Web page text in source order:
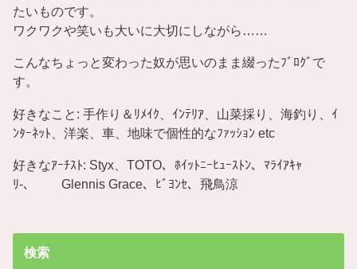
たいものです。
ワクワクや笑いも大いに大切にしながら……
こんなちょっと変わった奴が思いのまま綴ったﾌﾞﾛｸﾞで
す。
好きなこと: 手作り＆ﾘﾒｲｸ、ｲﾝﾃﾘｱ、山菜採り、海釣り、ｲ
ﾝﾀｰﾈｯﾄ、洋楽、車、地味で個性的なﾌｧｯｼｮﾝ etc
好きなｱｰﾁｽﾄ: Styx、TOTO、ﾎｲｯﾄﾆｰﾋｭｰｽﾄﾝ、ﾏﾗｲｱｷｬ
ﾘ-、 Glennis Grace、ﾋﾞﾖﾝｾ、飛鳥涼
検索